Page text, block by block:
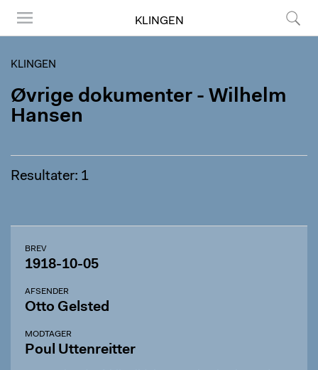
KLINGEN
KLINGEN
Øvrige dokumenter - Wilhelm
Hansen
Resultater: 1
BREV
1918-10-05
AFSENDER
Otto Gelsted
MODTAGER
Poul Uttenreitter